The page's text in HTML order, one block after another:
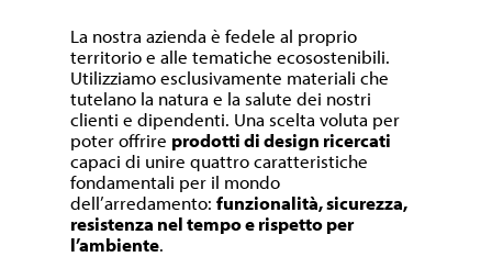
La nostra azienda è fedele al proprio
territorio e alle tematiche ecosostenibili.
Utilizziamo esclusivamente materiali che
tutelano la natura e la salute dei nostri
clienti e dipendenti. Una scelta voluta per
poter offrire prodotti di design ricercati
capaci di unire quattro caratteristiche
fondamentali per il mondo
dell’arredamento:funzionalità, sicurezza,
resistenza nel tempo e rispetto per
l’ambiente.